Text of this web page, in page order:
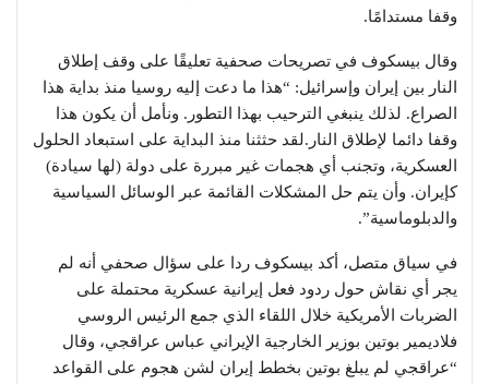
وقفا مستدامًا.
وقال بيسكوف في تصريحات صحفية تعليقًا على وقف إطلاق
النار بين إيران وإسرائيل: “هذا ما دعت إليه روسيا منذ بداية هذا
الصراع. لذلك ينبغي الترحيب بهذا التطور. ونأمل أن يكون هذا
وقفا دائما لإطلاق النار.لقد حثثنا منذ البداية على استبعاد الحلول
العسكرية، وتجنب أي هجمات غير مبررة على دولة (لها سيادة)
كإيران. وأن يتم حل المشكلات القائمة عبر الوسائل السياسية
والدبلوماسية”.
في سياق متصل، أكد بيسكوف ردا على سؤال صحفي أنه لم
يجر أي نقاش حول ردود فعل إيرانية عسكرية محتملة على
الضربات الأمريكية خلال اللقاء الذي جمع الرئيس الروسي
فلاديمير بوتين بوزير الخارجية الإيراني عباس عراقجي، وقال
“عراقجي لم يبلغ بوتين بخطط إيران لشن هجوم على القواعد